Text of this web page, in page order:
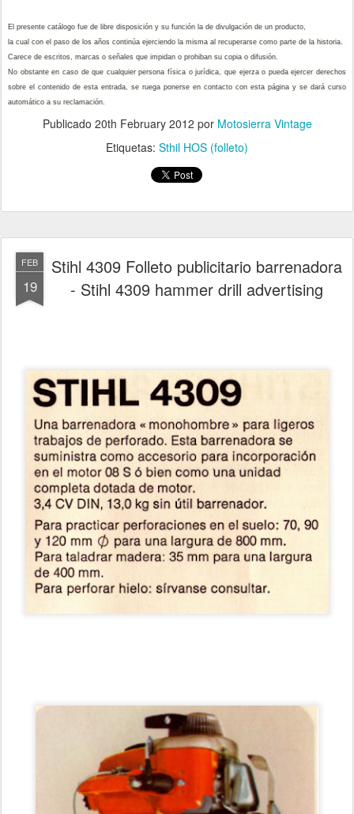
El presente catálogo fue de libre disposición y su función la de divulgación de un producto,
la cual con el paso de los años continúa ejerciendo la misma al recuperarse como parte de la historia.
Carece de escritos, marcas o señales que impidan o prohiban su copia o difusión.
No obstante en caso de que cualquier persona física o jurídica, que ejerza o pueda ejercer derechos
sobre el contenido de esta entrada, se ruega ponerse en contacto con esta página y se dará curso
automático a su reclamación.
Publicado 20th February 2012 por Motosierra Vintage
Etiquetas: Sthil HOS (folleto)
FEB
19
Stihl 4309 Folleto publicitario barrenadora
- Stihl 4309 hammer drill advertising